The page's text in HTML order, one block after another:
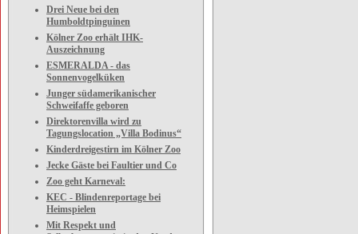
Drei Neue bei den
Humboldtpinguinen
Kölner Zoo erhält IHK-
Auszeichnung
ESMERALDA - das
Sonnenvogelküken
Junger südamerikanischer
Schweifaffe geboren
Direktorenvilla wird zu
Tagungslocation „Villa Bodinus“
Kinderdreigestirn im Kölner Zoo
Jecke Gäste bei Faultier und Co
Zoo geht Karneval:
KEC - Blindenreportage bei
Heimspielen
Mit Respekt und